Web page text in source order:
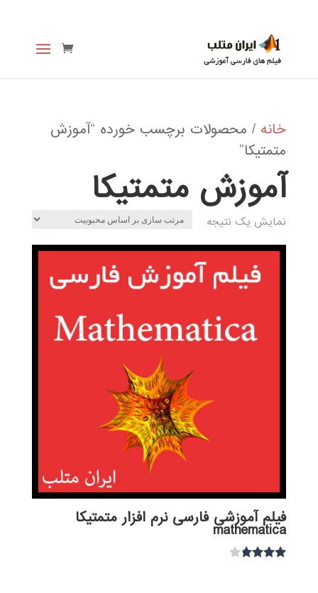
خانه / محصولات برچسب خورده “آموزش
متمتیکا”
آموزش متمتیکا
نمایش یک نتیجه
فیلم آموزشی فارسی نرم افزار متمتیکا
mathematica